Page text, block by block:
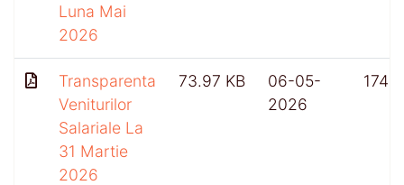
Luna Mai
2026
Transparenta
Veniturilor
Salariale La
31 Martie
2026
73.97 KB
06-05-
2026
174